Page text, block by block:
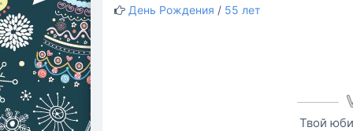
День Рождения / 55 лет
Твой